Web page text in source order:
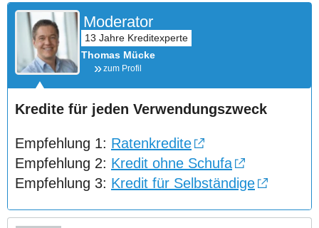
Moderator
Thomas Mücke
zum Profil
Kredite für jeden Verwendungszweck
Empfehlung 1: Ratenkredite
Empfehlung 2: Kredit ohne Schufa
Empfehlung 3: Kredit für Selbständige